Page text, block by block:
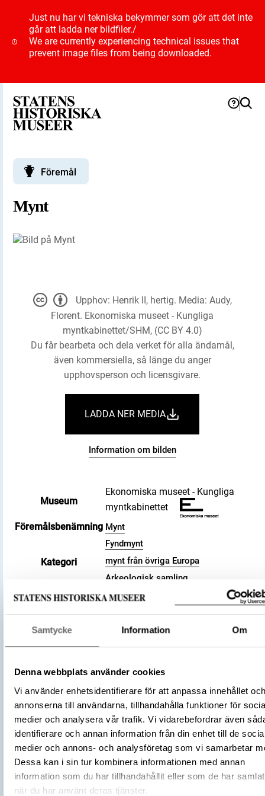
Samtycke Information Om
Denna webbplats använder cookies
Vi använder enhetsidentifierare för att anpassa innehållet och
annonserna till användarna, tillhandahålla funktioner för
medier och analysera vår trafik. Vi vidarebefordrar även
identifierare och annan information från din enhet till de
medier och annons- och analysföretag som vi samarbetar
Dessa kan i sin tur kombinera informationen med annan
information som du har tillhandahållit eller som de har
när du har använt deras tjänster.
Just nu har vi tekniska bekymmer som gör att det inte
går att ladda ner bildfiler./
We are currently experiencing technical issues that
prevent image files from being downloaded.
Föremål
Mynt
Museum
Ekonomiska museet - Kungliga
myntkabinettet
Föremålsbenämning Mynt
Kategori
Fyndmynt
mynt från övriga Europa
Arkeologisk samling
Valör
pfennig
Material
Silver
Storlek
Vikt 1.81 g
Tillverkningsplats
Tyskland
Regensburg
Tillverkare Henrik II, hertig(Myntherre)
Föremålsnummer
3001722
Die deutschen Münzen der
fränkischen Kaiserzeit , 1876-1905,
1069f (Dannenberg, Hermann)
Förvärvsnummer
16200
Upphov: Henrik II, hertig. Media: Audy,
Florent. Ekonomiska museet - Kungliga
myntkabinettet/SHM, (CC BY 4.0)
Du får bearbeta och dela verket för alla ändamål,
även kommersiella, så länge du anger
upphovsperson och licensgivare.
LADDA NER MEDIA
Information om bilden